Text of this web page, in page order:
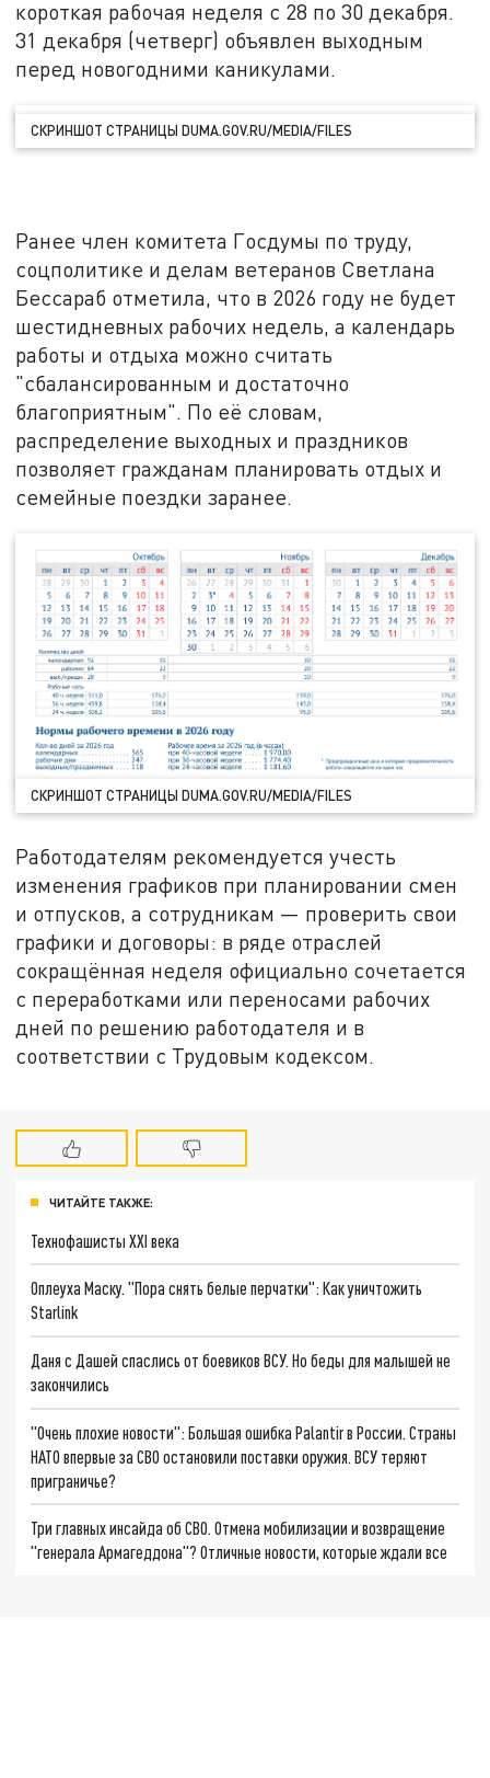
короткая рабочая неделя с 28 по 30 декабря.
31 декабря (четверг) объявлен выходным
перед новогодними каникулами.
СКРИНШОТ СТРАНИЦЫ DUMA.GOV.RU/MEDIA/FILES
Ранее член комитета Госдумы по труду,
соцполитике и делам ветеранов Светлана
Бессараб отметила, что в 2026 году не будет
шестидневных рабочих недель, а календарь
работы и отдыха можно считать
"сбалансированным и достаточно
благоприятным". По её словам,
распределение выходных и праздников
позволяет гражданам планировать отдых и
семейные поездки заранее.
СКРИНШОТ СТРАНИЦЫ DUMA.GOV.RU/MEDIA/FILES
Работодателям рекомендуется учесть
изменения графиков при планировании смен
и отпусков, а сотрудникам — проверить свои
графики и договоры: в ряде отраслей
сокращённая неделя официально сочетается
с переработками или переносами рабочих
дней по решению работодателя и в
соответствии с Трудовым кодексом.
ЧИТАЙТЕ ТАКЖЕ:
Технофашисты XXI века
Оплеуха Маску. "Пора снять белые перчатки": Как уничтожить
Starlink
Даня с Дашей спаслись от боевиков ВСУ. Но беды для малышей не
закончились
"Очень плохие новости": Большая ошибка Palantir в России. Страны
НАТО впервые за СВО остановили поставки оружия. ВСУ теряют
приграничье?
Три главных инсайда об СВО. Отмена мобилизации и возвращение
"генерала Армагеддона"? Отличные новости, которые ждали все